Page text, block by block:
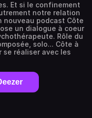
Et si le confinement
notre relation
nouveau podcast Côte
un dialogue à coeur
Rôle du
solo... Côte à
se réaliser avec les